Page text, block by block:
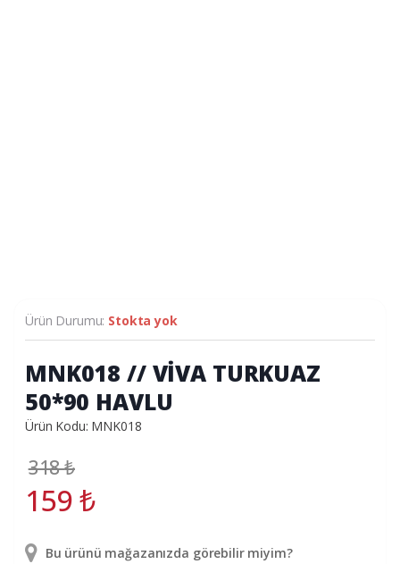
Ürün Durumu: Stokta yok
MNK018 // VİVA TURKUAZ
50*90 HAVLU
Ürün Kodu: MNK018
318₺
159₺
Bu ürünü mağazanızda görebilir miyim?